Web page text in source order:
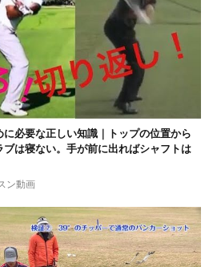
必要な正しい知識｜トップの位置から
は寝ない。手が前に出ればシャフトは
ン動画